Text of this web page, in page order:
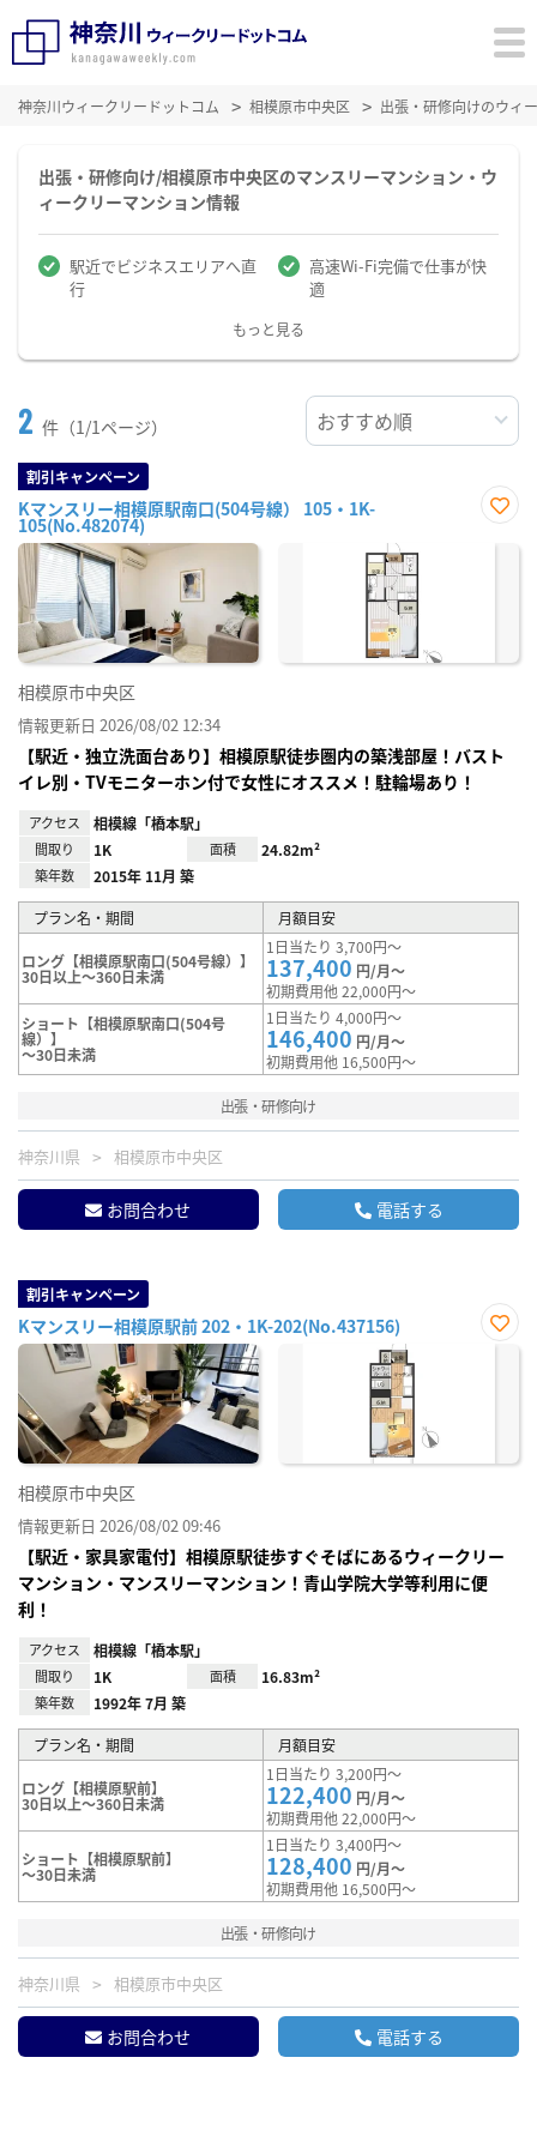
神奈川ウィークリードットコム 相模原市中央区 出張・研修向けのウィ
出張・研修向け/相模原市中央区のマンスリーマンション・ウ
ィークリーマンション情報
駅近でビジネスエリアへ直
行
高速Wi-Fi完備で仕事が快
適
もっと見る
2 件（1/1ページ）
割引キャンペーン
Kマンスリー相模原駅南口(504号線） 105・1K-
105(No.482074)
に入
相模原市中央区
情報更新日 2026/08/02 12:34
【駅近・独立洗面台あり】相模原駅徒歩圏内の築浅部屋！バスト
イレ別・TVモニターホン付で女性にオススメ！駐輪場あり！
アクセス 相模線「橋本駅」
間取り 1K 面積 24.82m²
築年数 2015年 11月 築
プラン名・期間 月額目安
ロング【相模原駅南口(504号線）】
30日以上～360日未満
1日当たり 3,700円～
137,400 円/月～
初期費用他 22,000円～
ショート【相模原駅南口(504号
線）】
～30日未満
1日当たり 4,000円～
146,400 円/月～
初期費用他 16,500円～
出張・研修向け
神奈川県 相模原市中央区
お問合わせ 電話する
割引キャンペーン
Kマンスリー相模原駅前 202・1K-202(No.437156)
お気
相模原市中央区
情報更新日 2026/08/02 09:46
【駅近・家具家電付】相模原駅徒歩すぐそばにあるウィークリー
マンション・マンスリーマンション！青山学院大学等利用に便
利！
アクセス 相模線「橋本駅」
間取り 1K 面積 16.83m²
築年数 1992年 7月 築
プラン名・期間 月額目安
ロング【相模原駅前】
30日以上～360日未満
1日当たり 3,200円～
122,400 円/月～
初期費用他 22,000円～
ショート【相模原駅前】
～30日未満
1日当たり 3,400円～
128,400 円/月～
初期費用他 16,500円～
出張・研修向け
神奈川県 相模原市中央区
お問合わせ 電話する